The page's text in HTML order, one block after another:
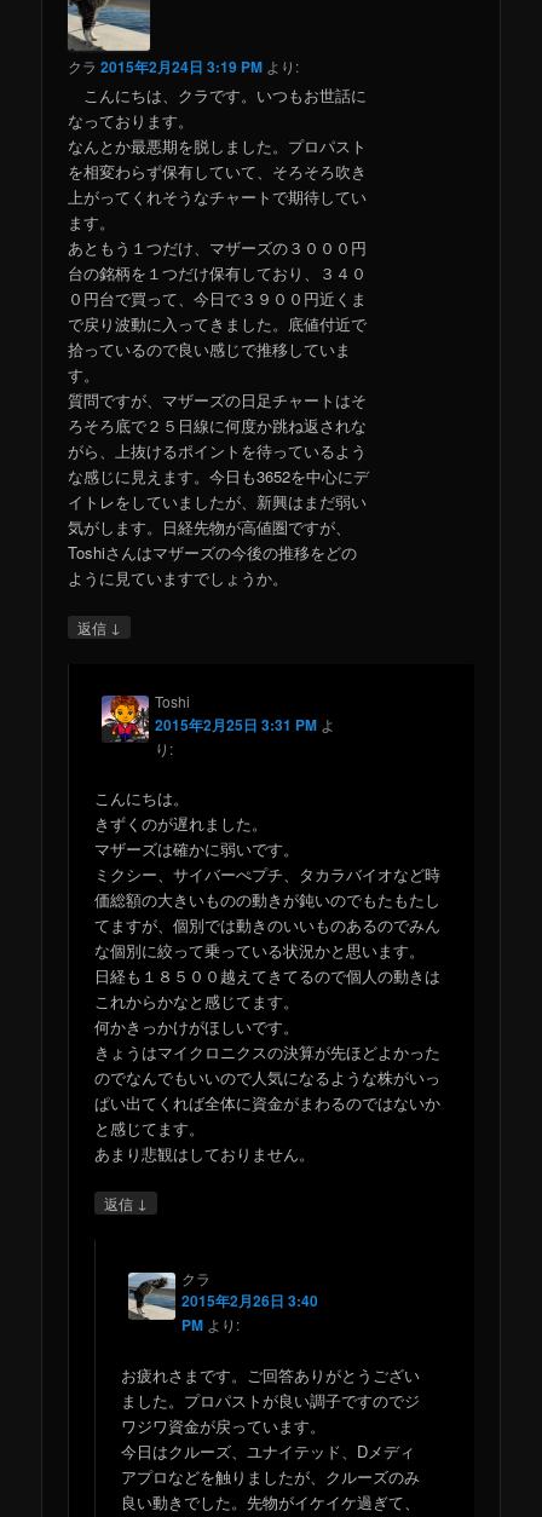
クラ 2015年2月24日 3:19 PM より:
こんにちは、クラです。いつもお世話に
なっております。
なんとか最悪期を脱しました。プロパスト
を相変わらず保有していて、そろそろ吹き
上がってくれそうなチャートで期待してい
ます。
あともう１つだけ、マザーズの３０００円
台の銘柄を１つだけ保有しており、３４０
０円台で買って、今日で３９００円近くま
で戻り波動に入ってきました。底値付近で
拾っているので良い感じで推移していま
す。
質問ですが、マザーズの日足チャートはそ
ろそろ底で２５日線に何度か跳ね返されな
がら、上抜けるポイントを待っているよう
な感じに見えます。今日も3652を中心にデ
イトレをしていましたが、新興はまだ弱い
気がします。日経先物が高値圏ですが、
Toshiさんはマザーズの今後の推移をどの
ように見ていますでしょうか。
返信 ↓
Toshi
2015年2月25日 3:31 PM よ
り:
こんにちは。
きずくのが遅れました。
マザーズは確かに弱いです。
ミクシー、サイバーぺプチ、タカラバイオなど時
価総額の大きいものの動きが鈍いのでもたもたし
てますが、個別では動きのいいものあるのでみん
な個別に絞って乗っている状況かと思います。
日経も１８５００越えてきてるので個人の動きは
これからかなと感じてます。
何かきっかけがほしいです。
きょうはマイクロニクスの決算が先ほどよかった
のでなんでもいいので人気になるような株がいっ
ぱい出てくれば全体に資金がまわるのではないか
と感じてます。
あまり悲観はしておりません。
返信 ↓
クラ
2015年2月26日 3:40
PM より:
お疲れさまです。ご回答ありがとうござい
ました。プロパストが良い調子ですのでジ
ワジワ資金が戻っています。
今日はクルーズ、ユナイテッド、Dメディ
アプロなどを触りましたが、クルーズのみ
良い動きでした。先物がイケイケ過ぎて、